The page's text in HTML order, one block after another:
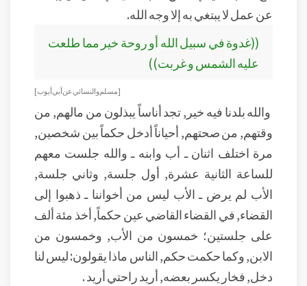
عن عمل لا يبتغي به إلا وجه الله.
((غدوة في سبيل الله أو روحة خير مما طلعت
عليه الشمس و غربت))
[مسلم والنسائي عن أبي أيوب]
والله بلدنا فيه خير, تجد أناساً يبذلون من مالهم, من
وقتهم, من صحتهم, أحياناً أدخل حكماً بين شخصين,
مرة اختلف اثنان ـ أب وابنه ـ والله جلست معهم
للساعة الثانية عشرة, أول جلسة, وثاني جلسة,
الأب لم يرض ـ الأب ليس من أخواننا ـ ذهبوا إلى
القضاء, في القضاء القاضي عين حكماً, أخذ مئة ألف
على جلستين؛ خمسون من الأب, وخمسون من
الابن, وكما حكمت حكم, الناس ماذا يقولون: ليس لنا
دخل, فخار يكسر بعضه, أريد راحتي أريد .